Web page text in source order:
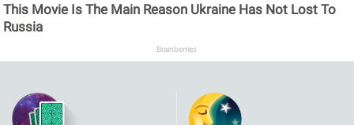
This Movie Is The Main Reason Ukraine Has Not Lost To
Russia
Brainberries